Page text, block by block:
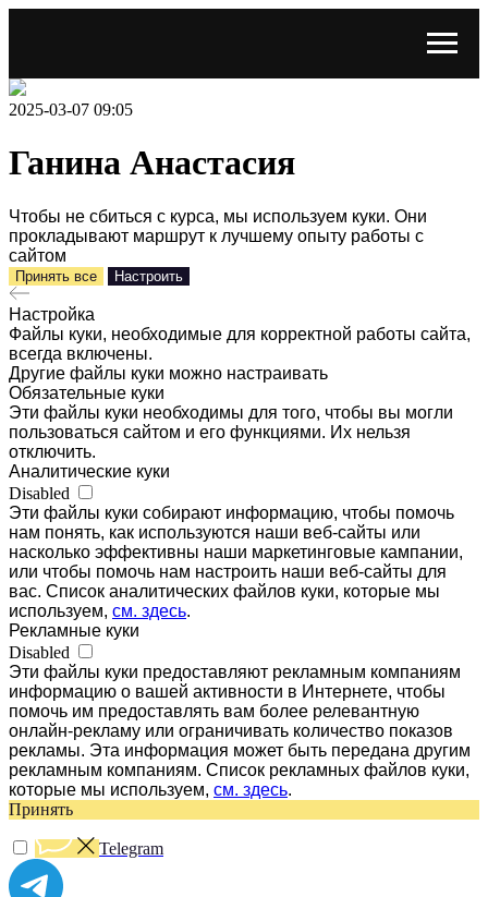
2025-03-07 09:05
Ганина Анастасия
Чтобы не сбиться с курса, мы используем куки. Они
прокладывают маршрут к лучшему опыту работы с
сайтом
Принять все Настроить
Настройка
Файлы куки, необходимые для корректной работы сайта,
всегда включены.
Другие файлы куки можно настраивать
Обязательные куки
Эти файлы куки необходимы для того, чтобы вы могли
пользоваться сайтом и его функциями. Их нельзя
отключить.
Аналитические куки
Disabled
Эти файлы куки собирают информацию, чтобы помочь
нам понять, как используются наши веб-сайты или
насколько эффективны наши маркетинговые кампании,
или чтобы помочь нам настроить наши веб-сайты для
вас. Список аналитических файлов куки, которые мы
используем, см. здесь.
Рекламные куки
Disabled
Эти файлы куки предоставляют рекламным компаниям
информацию о вашей активности в Интернете, чтобы
помочь им предоставлять вам более релевантную
онлайн-рекламу или ограничивать количество показов
рекламы. Эта информация может быть передана другим
рекламным компаниям. Список рекламных файлов куки,
которые мы используем, см. здесь.
Принять
Telegram